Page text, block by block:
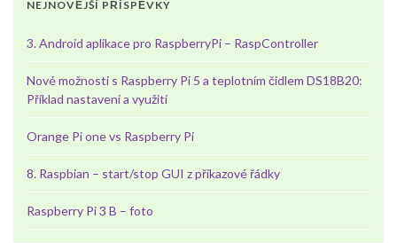
NEJNOVĚJŠÍ PŘÍSPĚVKY
3. Android aplikace pro RaspberryPi – RaspController
Nové možnosti s Raspberry Pi 5 a teplotním čidlem DS18B20:
Příklad nastavení a využití
Orange Pi one vs Raspberry Pi
8. Raspbian – start/stop GUI z příkazové řádky
Raspberry Pi 3 B – foto